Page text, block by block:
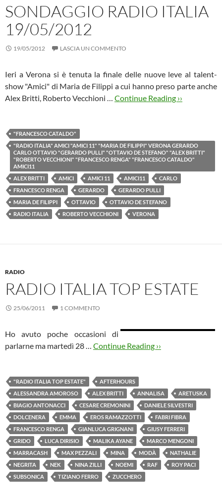
SONDAGGIO RADIO ITALIA
19/05/2012
19/05/2012 LASCIA UN COMMENTO
Ieri a Verona si è tenuta la finale delle nuove leve al talent-
show "Amici" di Maria de Filippi a cui hanno preso parte anche
Alex Britti, Roberto Vecchioni … Continue Reading ››
"FRANCESCO CATALDO"
"RADIO ITALIA" AMICI "AMICI 11" "MARIA DE FILIPPI" VERONA GERARDO
CARLO OTTAVIO "GERARDO PULLI" "OTTAVIO DE STEFANO" "ALEX BRITTI"
"ROBERTO VECCHIONI" "FRANCESCO RENGA" "FRANCESCO CATALDO"
AMICI11
ALEX BRITTI
AMICI AMICI 11 AMICI11
CARLO
FRANCESCO RENGA
GERARDO
GERARDO PULLI
MARIA DE FILIPPI
OTTAVIO
OTTAVIO DE STEFANO
RADIO ITALIA
ROBERTO VECCHIONI VERONA
RADIO
RADIO ITALIA TOP ESTATE
25/06/2011 1 COMMENTO
Ho avuto poche occasioni di
parlarne ma martedì 28 … Continue Reading ››
"RADIO ITALIA TOP ESTATE"
AFTERHOURS
ALESSANDRA AMOROSO
ALEX BRITTI ANNALISA
ARETUSKA
BIAGIO ANTONACCI
CESARE CREMONINI
DANIELE SILVESTRI
DOLCENERA
EMMA EROS RAMAZZOTTI
FABRI FIBRA
FRANCESCO RENGA
GIANLUCA GRIGNANI
GIUSY FERRERI
GRIDO
LUCA DIRISIO MALIKA AYANE
MARCO MENGONI
MARRACASH
MAX PEZZALI MINA MODÀ
NATHALIE
NEGRITA
NEK NINA ZILLI NOEMI RAF
ROY PACI
SUBSONICA
TIZIANO FERRO ZUCCHERO